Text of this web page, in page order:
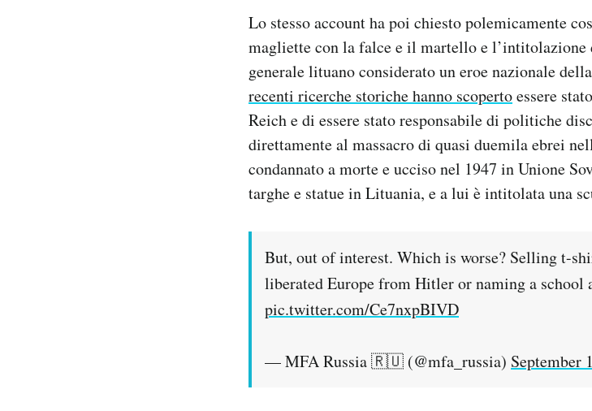
Lo stesso account ha poi chiesto polemicamente
magliette con la falce e il martello e l’intitolazione
generale lituano considerato un eroe nazionale
recenti ricerche storiche hanno scopertoessere
Reich e di essere stato responsabile di politiche
direttamente al massacro di quasi duemila ebrei
condannato a morte e ucciso nel 1947 in Unione
targhe e statue in Lituania, e a lui è intitolata una
But, out of interest. Which is worse? Selling t-
liberated Europe from Hitler or naming a school
pic.twitter.com/Ce7nxpBIVD
— MFA Russia 🇷🇺 (@mfa_russia) September